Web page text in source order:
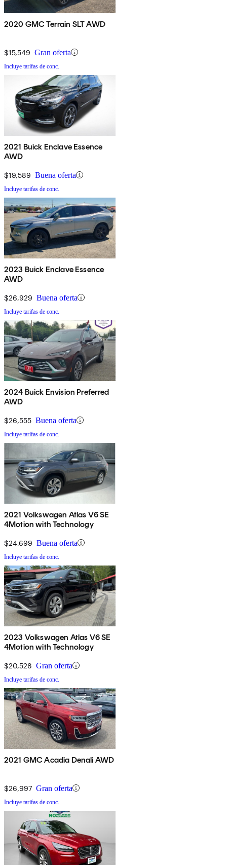
2020 GMC Terrain SLT AWD
$15,549 Gran oferta
Incluye tarifas de conc.
2021 Buick Enclave Essence
AWD
$19,589 Buena oferta
Incluye tarifas de conc.
2023 Buick Enclave Essence
AWD
$26,929 Buena oferta
Incluye tarifas de conc.
2024 Buick Envision Preferred
AWD
$26,555 Buena oferta
Incluye tarifas de conc.
2021 Volkswagen Atlas V6 SE
4Motion with Technology
$24,699 Buena oferta
Incluye tarifas de conc.
2023 Volkswagen Atlas V6 SE
4Motion with Technology
$20,528 Gran oferta
Incluye tarifas de conc.
2021 GMC Acadia Denali AWD
$26,997 Gran oferta
Incluye tarifas de conc.